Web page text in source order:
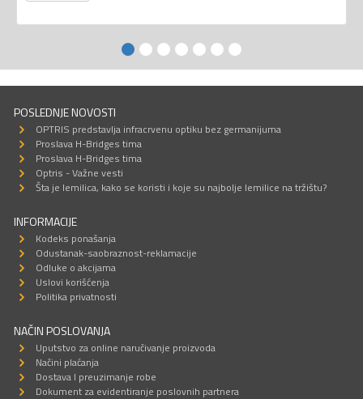
POSLEDNJE NOVOSTI
OPTRIS predstavlja infracrvenu optiku bez germanijuma
Proslava H-Bridges tima
Proslava H-Bridges tima
Optris - Važne vesti
Šta je lemilica, kako se koristi i koje su najbolje lemilice na tržištu?
INFORMACIJE
Kodeks ponašanja
Odustanak-saobraznost-reklamacije
Odluke o akcijama
Uslovi korišćenja
Politika privatnosti
NAČIN POSLOVANJA
Uputstvo za online naručivanje proizvoda
Načini plaćanja
Dostava I preuzimanje robe
Dokument za evidentiranje poslovnih partnera